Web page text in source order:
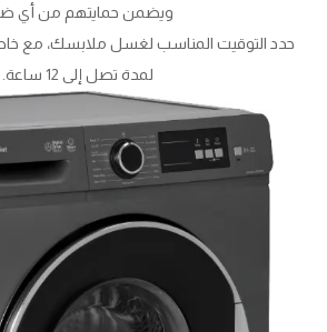
ويضمن حمايتهم من أي
حدد التوقيت المناسب لغسل ملابسك، مع
لمدة تصل إلى 12 ساعة.